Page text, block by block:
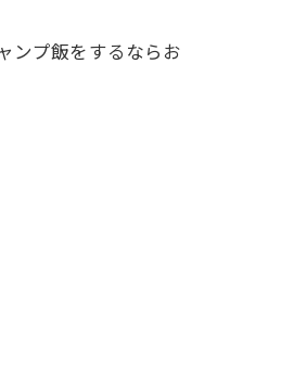
ンプ飯をするならお